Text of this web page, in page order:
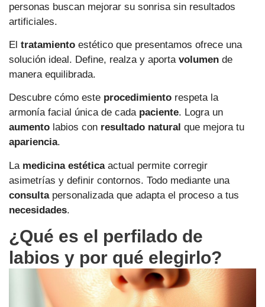
personas buscan mejorar su sonrisa sin resultados
artificiales.
El tratamiento estético que presentamos ofrece una
solución ideal. Define, realza y aporta volumen de
manera equilibrada.
Descubre cómo este procedimiento respeta la
armonía facial única de cada paciente. Logra un
aumento labios con resultado natural que mejora tu
apariencia.
La medicina estéticaactual permite corregir
asimetrías y definir contornos. Todo mediante una
consultapersonalizada que adapta el proceso a tus
necesidades.
¿Qué es el perfilado de
labios y por qué elegirlo?